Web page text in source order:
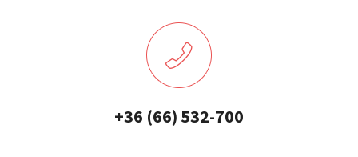
+36 (66) 532-700